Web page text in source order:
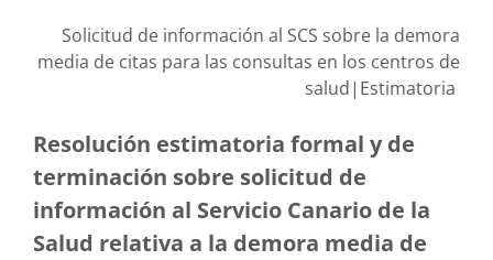
Solicitud de información al SCS sobre la demora
media de citas para las consultas en los centros de
salud|Estimatoria
Resolución estimatoria formal y de
terminación sobre solicitud de
información al Servicio Canario de la
Salud relativa a la demora media de